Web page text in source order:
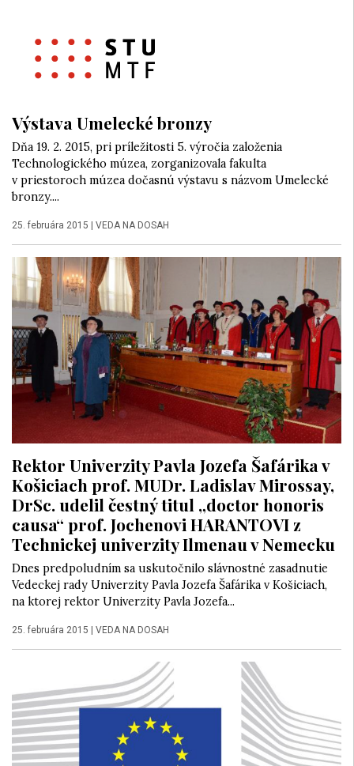
Výstava Umelecké bronzy
Dňa 19. 2. 2015, pri príležitosti 5. výročia založenia
Technologického múzea, zorganizovala fakulta
v priestoroch múzea dočasnú výstavu s názvom Umelecké
bronzy....
25. februára 2015 VEDA NA DOSAH
Rektor Univerzity Pavla Jozefa Šafárika v
Košiciach prof. MUDr. Ladislav Mirossay,
DrSc. udelil čestný titul „doctor honoris
causa“ prof. Jochenovi HARANTOVI z
Technickej univerzity Ilmenau v Nemecku
Dnes predpoludním sa uskutočnilo slávnostné zasadnutie
Vedeckej rady Univerzity Pavla Jozefa Šafárika v Košiciach,
na ktorej rektor Univerzity Pavla Jozefa...
25. februára 2015 VEDA NA DOSAH